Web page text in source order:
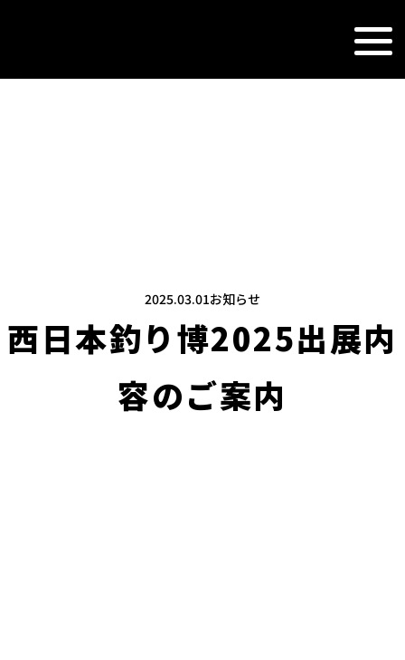
2025.03.01お知らせ
西日本釣り博2025出展内
容のご案内